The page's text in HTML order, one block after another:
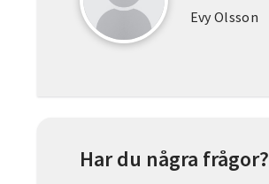
Evy Olsson
Har du några frågor?